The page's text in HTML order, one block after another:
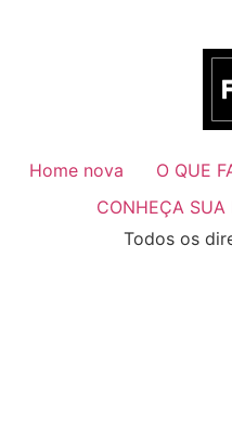
Home nova O QUE
CONHEÇA SUA
Todos os